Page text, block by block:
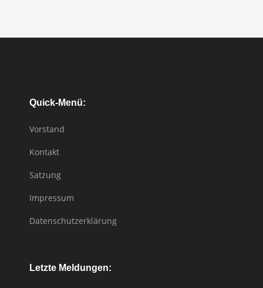
Quick-Menü:
Vorstand
Kontakt
Satzung
Impressum
Datenschutzerklärung
Letzte Meldungen: